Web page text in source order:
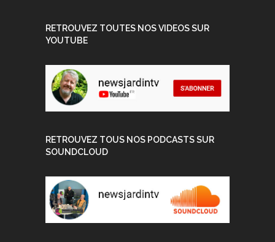
RETROUVEZ TOUTES NOS VIDEOS SUR
YOUTUBE
RETROUVEZ TOUS NOS PODCASTS SUR
SOUNDCLOUD